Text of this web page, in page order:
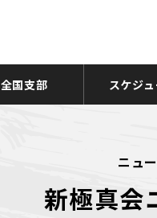
全国支部 スケジ
ニュ
新極真会